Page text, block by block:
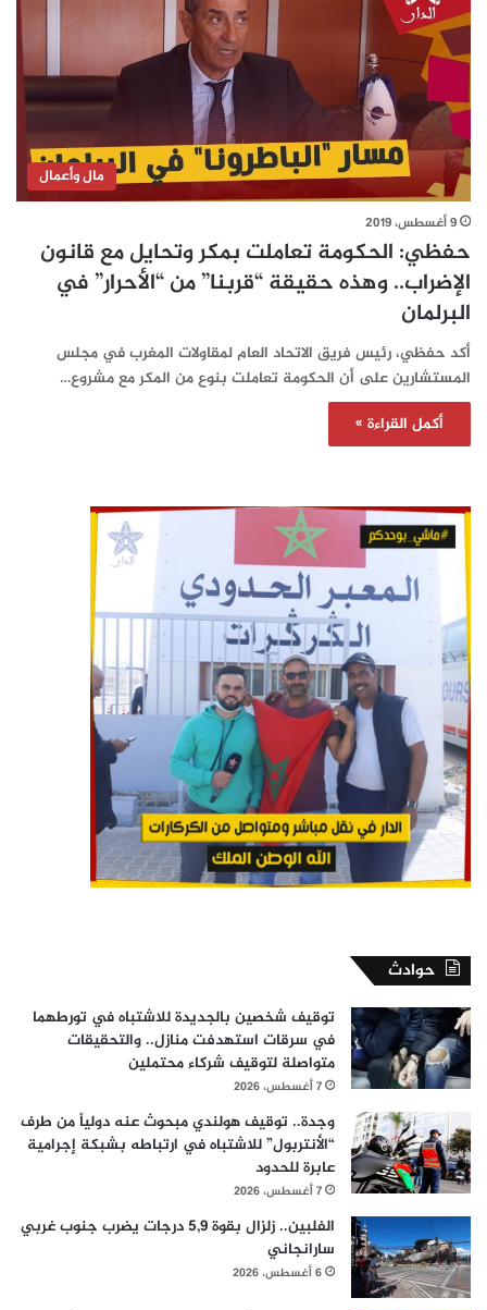
مال وأعمال
9 أغسطس، 2019
حفظي: الحكومة تعاملت بمكر وتحايل مع قانون
الإضراب.. وهذه حقيقة “قربنا” من “الأحرار” في
البرلمان
أكد حفظي، رئيس فريق الاتحاد العام لمقاولات المغرب في مجلس
المستشارين على أن الحكومة تعاملت بنوع من المكر مع مشروع…
أكمل القراءة »
حوادث
توقيف شخصين بالجديدة للاشتباه في تورطهما
في سرقات استهدفت منازل.. والتحقيقات
متواصلة لتوقيف شركاء محتملين
7 أغسطس، 2026
وجدة.. توقيف هولندي مبحوث عنه دولياً من طرف
“الأنتربول” للاشتباه في ارتباطه بشبكة إجرامية
عابرة للحدود
7 أغسطس، 2026
الفلبين.. زلزال بقوة 5,9 درجات يضرب جنوب غربي
سارانجاني
6 أغسطس، 2026